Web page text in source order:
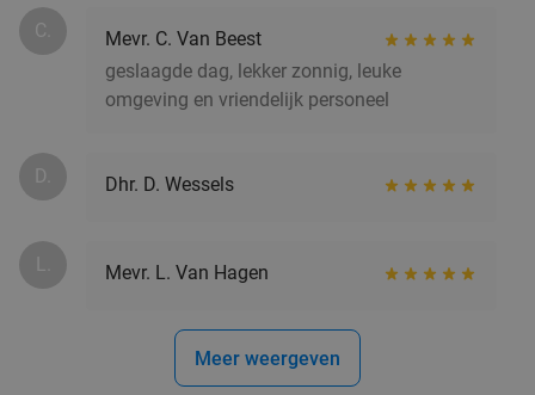
C.
Mevr. C. Van Beest
geslaagde dag, lekker zonnig, leuke
omgeving en vriendelijk personeel
D. Dhr. D. Wessels
Mevr. L. Van Hagen
Meer weergeven